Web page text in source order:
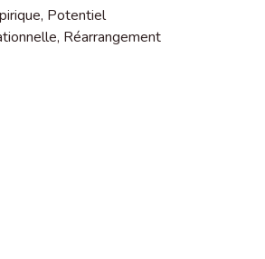
, Potentiel
, Réarrangement